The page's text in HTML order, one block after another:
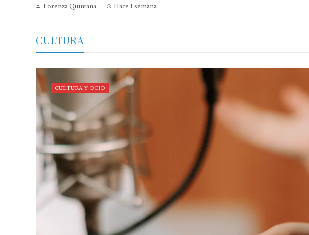
Lorenza Quintana Hace 1 semana
CULTURA
CULTURA Y OCIO